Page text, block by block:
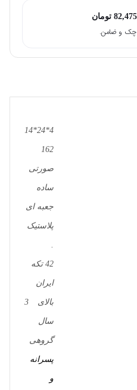
82,475 تومان
4*24*14
162
صورتی
ساده
جعبه ای
پلاستیک
.
42 تکه
ایران
بالای 3
سال
گروهی
پسرانه
و